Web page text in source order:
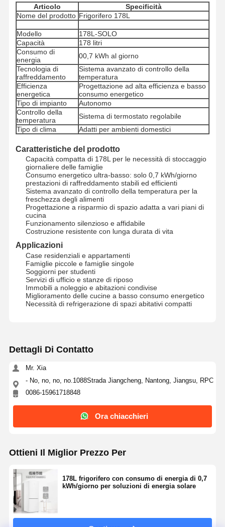
Casa Prodotti
Sistema di energia solare di Pv
Lampade decorative
Sistema energetico di energia rinnovabile
Sistema di accumulo di energia
Sistema di gestione dell'energia domestica
Articolo
Specificità
Nome del prodotto Frigorifero 178L
Modello
178L-SOLO
Capacità
178 litri
Consumo di
energia
00,7 kWh al giorno
Tecnologia di
raffreddamento
Sistema avanzato di controllo della
temperatura
Efficienza
energetica
Progettazione ad alta efficienza e basso
consumo energetico
Tipo di impianto
Autonomo
Controllo della
temperatura
Sistema di termostato regolabile
Tipo di clima
Adatti per ambienti domestici
Caratteristiche del prodotto
Capacità compatta di 178L per le necessità di stoccaggio
giornaliere delle famiglie
Consumo energetico ultra-basso: solo 0,7 kWh/giorno
prestazioni di raffreddamento stabili ed efficienti
Sistema avanzato di controllo della temperatura per la
freschezza degli alimenti
Progettazione a risparmio di spazio adatta a vari piani di
cucina
Funzionamento silenzioso e affidabile
Costruzione resistente con lunga durata di vita
Applicazioni
Case residenziali e appartamenti
Famiglie piccole e famiglie singole
Soggiorni per studenti
Servizi di ufficio e stanze di riposo
Immobili a noleggio e abitazioni condivise
Miglioramento delle cucine a basso consumo energetico
Necessità di refrigerazione di spazi abitativi compatti
Dettagli Di Contatto
Mr. Xia
- No, no, no, no.1088Strada Jiangcheng, Nantong, Jiangsu, RPC
0086-15961718848
Ora chiacchieri
Ottieni Il Miglior Prezzo Per
178L frigorifero con consumo di energia di 0,7
kWh/giorno per soluzioni di energia solare